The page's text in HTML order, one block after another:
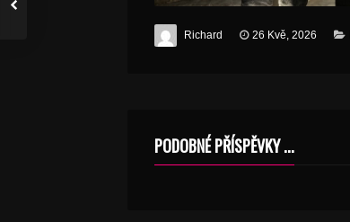
Richard 26 Kvě, 2026
PODOBNÉ PŘÍSPĚVKY ...